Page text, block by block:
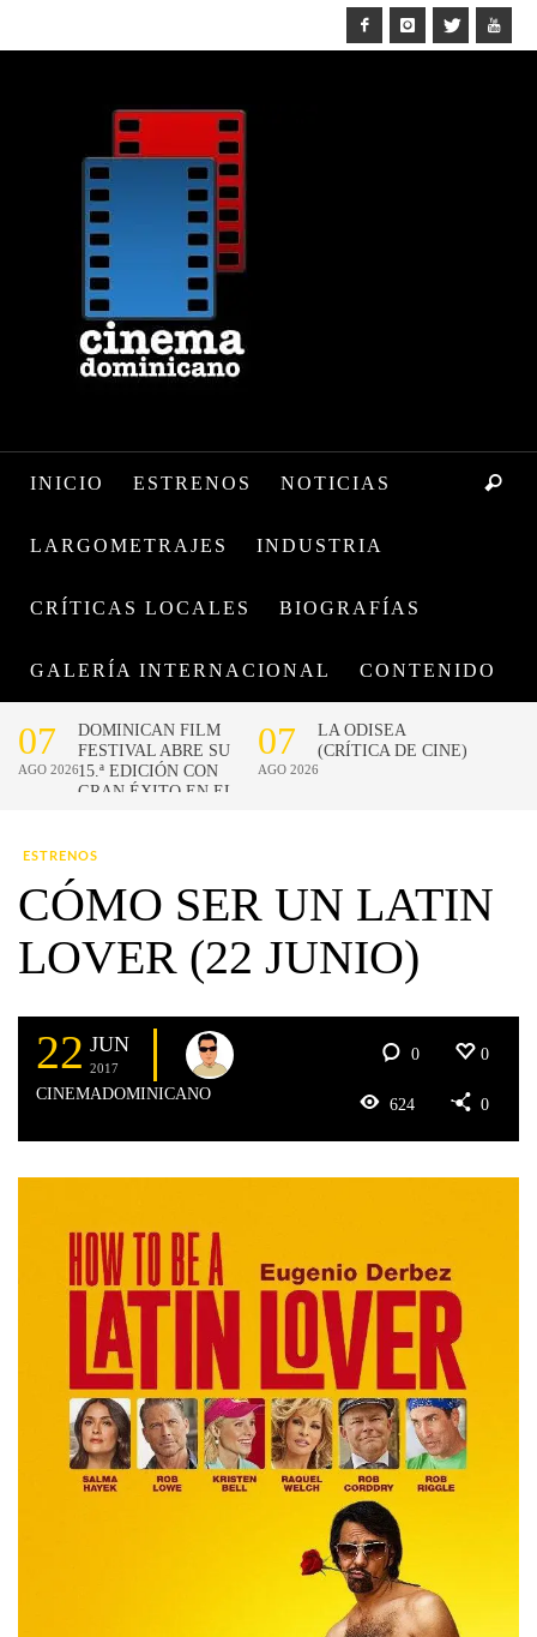
INICIO ESTRENOS NOTICIAS
LARGOMETRAJES INDUSTRIA
CRÍTICAS LOCALES BIOGRAFÍAS
GALERÍA INTERNACIONAL CONTENIDO
ESTRENOS
CÓMO SER UN LATIN
LOVER (22 JUNIO)
22 JUN
2017
CINEMADOMINICANO
0 0
624 0